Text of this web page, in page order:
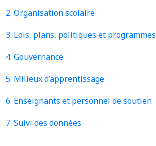
2. Organisation scolaire
3. Lois, plans, politiques et programmes
4. Gouvernance
5. Milieux d’apprentissage
6. Enseignants et personnel de soutien
7. Suivi des données